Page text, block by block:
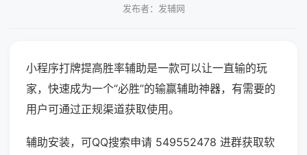
发布者：发辅网
小程序打牌提高胜率辅助是一款可以让一直输的玩
家，快速成为一个“必胜”的输赢辅助神器，有需要的
用户可通过正规渠道获取使用。
辅助安装，可QQ搜索申请 549552478 进群获取软